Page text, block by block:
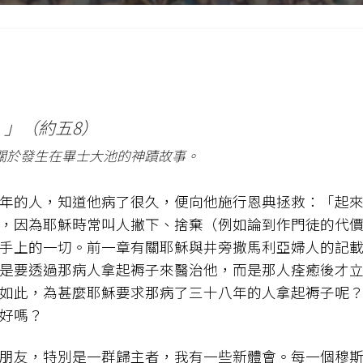
（約五8）
發生在畢士大池的神蹟故事。
的人，知道他病了很久，便向他施行恩典拯救：「起
因為耶穌時常叫人撇下、捨棄（例如論到作門徒的代
上的一切。前一章有關耶穌與井旁撒馬利亞婦人的記
要透過那病人拿起褥子來醫治他，而是那人痊癒後才
此，為甚麼耶穌要求那病了三十八年的人拿起褥子呢
嗎？
友，特別是一群歸主者，我有一些新體會。每一個穆